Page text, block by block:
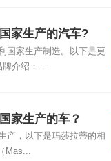
家生产的汽车?
国家生产制造。以下是更
介绍：...
家生产的车？
产，以下是玛莎拉蒂的相
Mas...